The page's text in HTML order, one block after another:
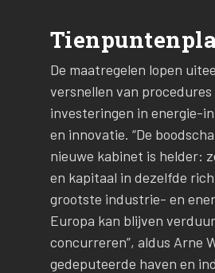
De maatregelen lopen
versnellen van
investeringen in energie-
en innovatie. “De
nieuwe kabinet is helder:
en kapitaal in dezelfde
grootste industrie- en
Europa kan blijven
concurreren”, aldus Arne
gedeputeerde haven en